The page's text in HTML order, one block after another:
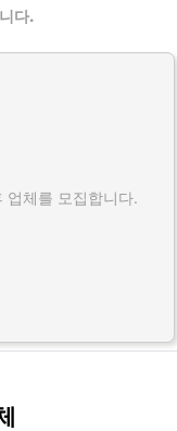
다.
업체를 모집합니다.